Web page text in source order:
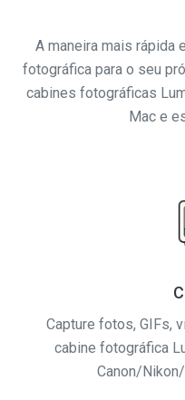
A maneira mais rápida
fotográfica para o seu
cabines fotográficas
Mac e
Capture fotos, GIFs,
cabine fotográfica
Canon/